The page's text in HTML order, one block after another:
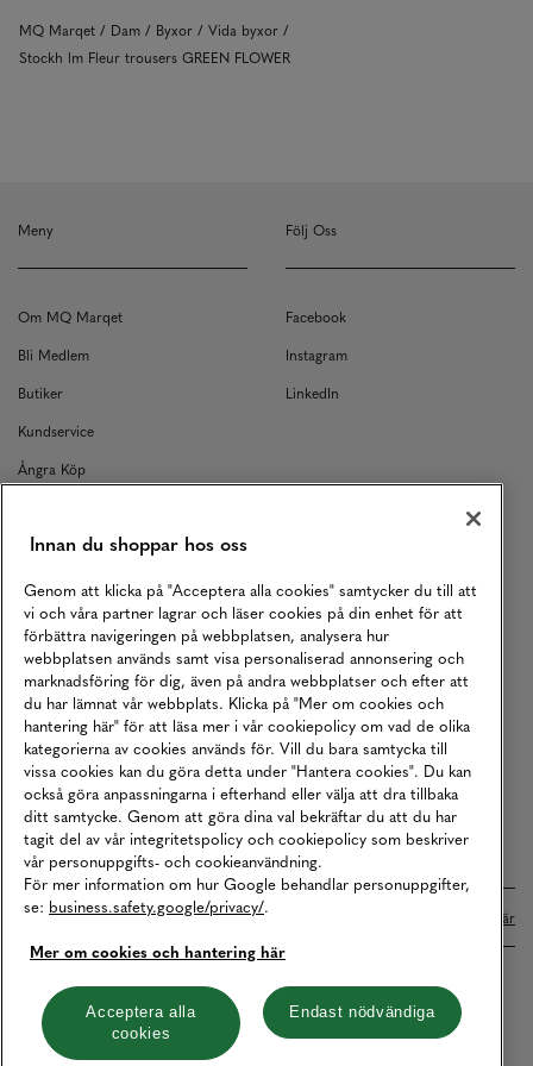
MQ Marqet Dam Byxor
Vida byxor
Stockh lm Fleur trousers GREEN FLOWER
Meny
Om MQ Marqet
Bli Medlem
Butiker
Kundservice
Ångra Köp
Returer
Köpvillkor
Karriär
Vårt Ansvar
Våra Tjänster
Press
Studentrabatt
B2B
Tillgänglighetsredogörelse
Följ Oss
Facebook
Instagram
LinkedIn
Betalningar online sköts i samarbete med Klarna. Läs mer här
Cookies Integritetspolicy
Hantera cookies
Innan du shoppar hos oss
Genom att klicka på "Acceptera alla cookies" samtycker du till att
vi och våra partner lagrar och läser cookies på din enhet för att
förbättra navigeringen på webbplatsen, analysera hur
webbplatsen används samt visa personaliserad annonsering och
marknadsföring för dig, även på andra webbplatser och efter att
du har lämnat vår webbplats. Klicka på "Mer om cookies och
hantering här" för att läsa mer i vår cookiepolicy om vad de olika
kategorierna av cookies används för. Vill du bara samtycka till
vissa cookies kan du göra detta under "Hantera cookies". Du kan
också göra anpassningarna i efterhand eller välja att dra tillbaka
ditt samtycke. Genom att göra dina val bekräftar du att du har
tagit del av vår integritetspolicy och cookiepolicy som beskriver
vår personuppgifts- och cookieanvändning.
För mer information om hur Google behandlar personuppgifter,
se: business.safety.google/privacy/.
Mer om cookies och hantering här
Acceptera alla
cookies
Endast nödvändiga